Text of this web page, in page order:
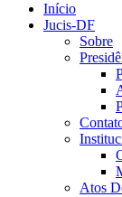
Início
Jucis-DF
Sobre
Atos